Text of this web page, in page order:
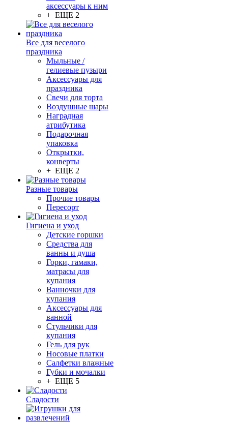
аксессуары к ним
+ ЕЩЕ 2
Все для веселого
праздника
Мыльные /
гелиевые пузыри
Аксессуары для
праздника
Свечи для торта
Воздушные шары
Наградная
атрибутика
Подарочная
упаковка
Открытки,
конверты
+ ЕЩЕ 2
Разные товары
Прочие товары
Пересорт
Гигиена и уход
Детские горшки
Средства для
ванны и душа
Горки, гамаки,
матрасы для
купания
Ванночки для
купания
Аксессуары для
ванной
Стульчики для
купания
Гель для рук
Носовые платки
Салфетки влажные
Губки и мочалки
+ ЕЩЕ 5
Сладости